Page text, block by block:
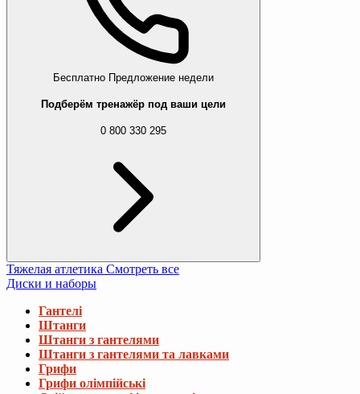
Бесплатно Предложение недели
Подберём тренажёр под ваши цели
0 800 330 295
Тяжелая атлетика Смотреть все
Диски и наборы
Гантелі
Штанги
Штанги з гантелями
Штанги з гантелями та лавками
Грифи
Грифи олімпійські